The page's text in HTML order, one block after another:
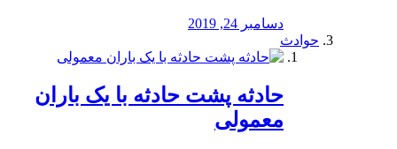
دسامبر 24, 2019
حوادث
️حادثه پشت حادثه با یک باران
معمولی